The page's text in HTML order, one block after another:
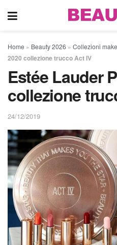
Home » Beauty 2026 » Collezioni
2020 collezione trucco Act IV
Estée Lauder
collezione
24/12/2019